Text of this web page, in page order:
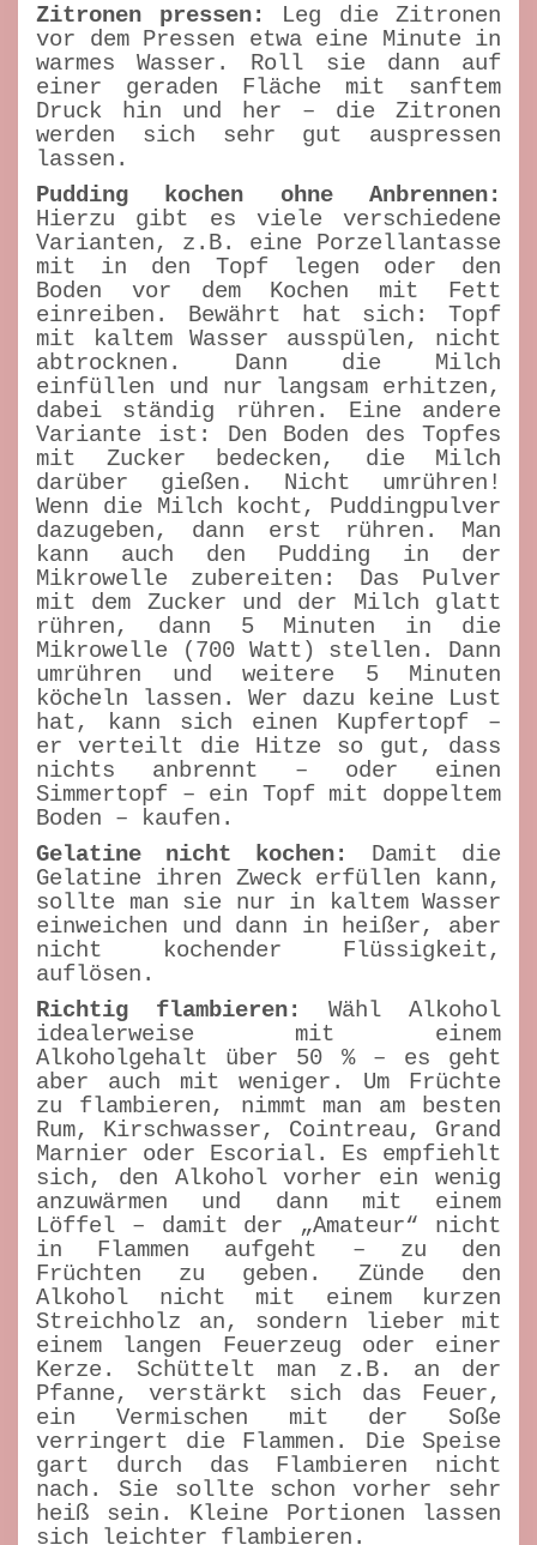
Zitronen pressen:
Leg die Zitronen
vor dem Pressen etwa eine Minute in
warmes Wasser. Roll sie dann auf
einer geraden Fläche mit sanftem
Druck hin und her – die Zitronen
werden sich sehr gut auspressen
lassen.
Pudding kochen ohne Anbrennen:
Hierzu gibt es viele verschiedene
Varianten, z.B. eine Porzellantasse
mit in den Topf legen oder den
Boden vor dem Kochen mit Fett
einreiben. Bewährt hat sich: Topf
mit kaltem Wasser ausspülen, nicht
abtrocknen. Dann die Milch
einfüllen und nur langsam erhitzen,
dabei ständig rühren. Eine andere
Variante ist: Den Boden des Topfes
mit Zucker bedecken, die Milch
darüber gießen. Nicht umrühren!
Wenn die Milch kocht, Puddingpulver
dazugeben, dann erst rühren. Man
kann auch den Pudding in der
Mikrowelle zubereiten: Das Pulver
mit dem Zucker und der Milch glatt
rühren, dann 5 Minuten in die
Mikrowelle (700 Watt) stellen. Dann
umrühren und weitere 5 Minuten
köcheln lassen. Wer dazu keine Lust
hat, kann sich einen Kupfertopf –
er verteilt die Hitze so gut, dass
nichts anbrennt – oder einen
Simmertopf – ein Topf mit doppeltem
Boden – kaufen.
Gelatine nicht kochen:
Damit die
Gelatine ihren Zweck erfüllen kann,
sollte man sie nur in kaltem Wasser
einweichen und dann in heißer, aber
nicht kochender Flüssigkeit,
auflösen.
Richtig flambieren:
Wähl Alkohol
idealerweise mit einem
Alkoholgehalt über 50 % – es geht
aber auch mit weniger. Um Früchte
zu flambieren, nimmt man am besten
Rum, Kirschwasser, Cointreau, Grand
Marnier oder Escorial. Es empfiehlt
sich, den Alkohol vorher ein wenig
anzuwärmen und dann mit einem
Löffel – damit der „Amateur“ nicht
in Flammen aufgeht – zu den
Früchten zu geben. Zünde den
Alkohol nicht mit einem kurzen
Streichholz an, sondern lieber mit
einem langen Feuerzeug oder einer
Kerze. Schüttelt man z.B. an der
Pfanne, verstärkt sich das Feuer,
ein Vermischen mit der Soße
verringert die Flammen. Die Speise
gart durch das Flambieren nicht
nach. Sie sollte schon vorher sehr
heiß sein. Kleine Portionen lassen
sich leichter flambieren.